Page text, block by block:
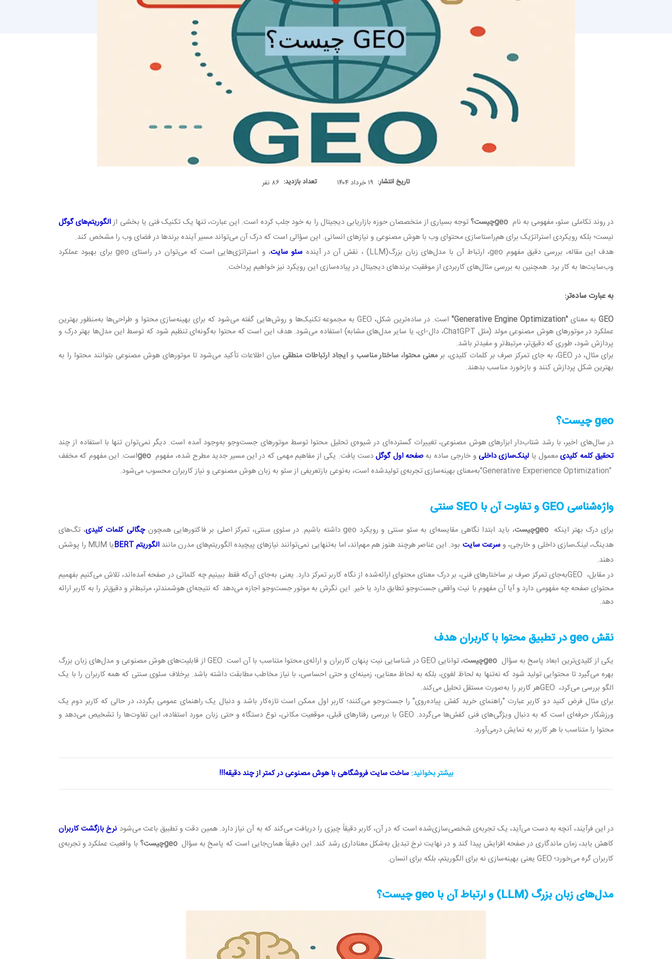
تاریخ انتشار: ۱۹ خرداد ۱۴۰۴ تعداد بازدید: ۸۶ نفر
در روند تکاملی سئو، مفهومی به نام geoچیست؟ توجه بسیاری از متخصصان حوزه بازاریابی دیجیتال را به خود جلب کرده است. این عبارت، تنها یک تکنیک فنی یا بخشی ازالگوریتم‌های گوگل
نیست؛ بلکه رویکردی استراتژیک برای هم‌راستاسازی محتوای وب با هوش مصنوعی و نیازهای انسانی. این سؤالی است که درک آن می‌تواند مسیر آینده برندها در فضای وب را مشخص کند.
هدف این مقاله، بررسی دقیق مفهوم geo، ارتباط آن با مدل‌های زبان بزرگ(LLM)، نقش آن در آینده سئو سایت، و استراتژی‌هایی است که می‌توان در راستایgeo برای بهبود عملکرد
وب‌سایت‌ها به کار برد. همچنین به بررسی مثال‌های کاربردی از موفقیت برندهای دیجیتال در پیاده‌سازی این رویکرد نیز خواهیم پرداخت.
به عبارت ساده‌تر:
GEOبه معنای "Generative Engine Optimization"
است. در ساده‌ترین شکل، GEO به مجموعه تکنیک‌ها و روش‌هایی گفته می‌شود که برای بهینه‌سازی محتوا و طراحی‌ها به‌منظور بهترین
عملکرد در موتورهای هوش مصنوعی مولد (مثل ChatGPT، دال-ای، یا سایر مدل‌های مشابه) استفاده می‌شود. هدف این است که محتوا به‌گونه‌ای تنظیم شود که توسط این مدل‌ها بهتر درک و
پردازش شود، طوری که دقیق‌تر، مرتبط‌تر و مفیدتر باشد.
برای مثال، در GEO، به جای تمرکز صرف بر کلمات کلیدی، بر
معنی محتوا، ساختار مناسب وایجاد ارتباطات منطقی میان اطلاعات تأکید می‌شود تا موتورهای هوش مصنوعی بتوانند محتوا را به
بهترین شکل پردازش کنند و بازخورد مناسب بدهند.
geo چیست؟
در سال‌های اخیر، با رشد شتاب‌دار ابزارهای هوش مصنوعی، تغییرات گسترده‌ای در شیوه‌ی تحلیل محتوا توسط موتورهای جست‌وجو به‌وجود آمده است. دیگر نمی‌توان تنها با استفاده از چند
تحقیق کلمه کلیدیمعمول یا لینک‌سازی داخلی و خارجی ساده به صفحه اول گوگلدست یافت. یکی از مفاهیم مهمی که در این مسیر جدید مطرح شده، مفهوم geoاست. این مفهوم که مخفف
"Generative Experience Optimization"به‌معنای بهینه‌سازی تجربه‌ی تولیدشده است، به‌نوعی بازتعریفی از سئو به زبان هوش مصنوعی و نیاز کاربران محسوب می‌شود.
واژه‌شناسی GEO و تفاوت آن با SEO سنتی
برای درک بهتر اینکه geoچیست، باید ابتدا نگاهی مقایسه‌ای به سئو سنتی و رویکرد geoداشته باشیم. در سئوی سنتی، تمرکز اصلی بر فاکتورهایی همچونچگالی کلمات کلیدی، تگ‌های
هدینگ، لینک‌سازی داخلی و خارجی، وسرعت سایت بود. این عناصر هرچند هنوز هم مهم‌اند، اما به‌تنهایی نمی‌توانند نیازهای پیچیده الگوریتم‌های مدرن مانند BERT الگوریتم یا MUM را پوشش
دهند.
در مقابل، GEOبه‌جای تمرکز صرف بر ساختارهای فنی، بر درک معنای محتوای ارائه‌شده از نگاه کاربر تمرکز دارد. یعنی به‌جای آن‌که فقط ببینیم چه کلماتی در صفحه آمده‌اند، تلاش می‌کنیم بفهمیم
محتوای صفحه چه مفهومی دارد و آیا آن مفهوم با نیت واقعی جست‌وجو تطابق دارد یا خیر. این نگرش به موتور جست‌وجو اجازه می‌دهد که نتیجه‌ای هوشمندتر، مرتبط‌تر و دقیق‌تر را به کاربر ارائه
دهد.
نقش geoدر تطبیق محتوا با کاربران هدف
یکی از کلیدی‌ترین ابعاد پاسخ به سؤال geoچیست، توانایی GEOدر شناسایی نیت پنهان کاربران و ارائه‌ی محتوا متناسب با آن استGEO . از قابلیت‌های هوش مصنوعی و مدل‌های زبان بزرگ
بهره می‌گیرد تا محتوایی تولید شود که نه‌تنها به لحاظ لغوی، بلکه به لحاظ معنایی، زمینه‌ای و حتی احساسی، با نیاز مخاطب مطابقت داشته باشد. برخلاف سئوی سنتی که همه کاربران را با یک
الگو بررسی می‌کرد، GEOهر کاربر را به‌صورت مستقل تحلیل می‌کند.
برای مثال فرض کنید دو کاربر عبارت "راهنمای خرید کفش پیاده‌روی" را جست‌وجو می‌کنند؛ کاربر اول ممکن است تازه‌کار باشد و دنبال یک راهنمای عمومی بگردد، در حالی که کاربر دوم یک
ورزشکار حرفه‌ای است که به دنبال ویژگی‌های فنی کفش‌ها می‌گردد. GEO با بررسی رفتارهای قبلی، موقعیت مکانی، نوع دستگاه و حتی زبان مورد استفاده، این تفاوت‌ها را تشخیص می‌دهد و
محتوا را متناسب با هر کاربر به نمایش درمی‌آورد.
بیشتر بخوانید: ساخت سایت فروشگاهی با هوش مصنوعی در کمتر از چند دقیقه!!!
در این فرآیند، آنچه به دست می‌آید، یک تجربه‌ی شخصی‌سازی‌شده است که در آن، کاربر دقیقاً چیزی را دریافت می‌کند که به آن نیاز دارد. همین دقت و تطبیق باعث می‌شود نرخ بازگشت کاربران
کاهش یابد، زمان ماندگاری در صفحه افزایش پیدا کند و در نهایت نرخ تبدیل به‌شکل معناداری رشد کند. این دقیقاً همان‌جایی است که پاسخ به سؤال geoچیست؟ با واقعیت عملکرد و تجربه‌ی
کاربران گره می‌خورد؛ GEO یعنی بهینه‌سازی نه برای الگوریتم، بلکه برای انسان.
مدل‌های زبان بزرگ(LLM) و ارتباط آن با geoچیست؟